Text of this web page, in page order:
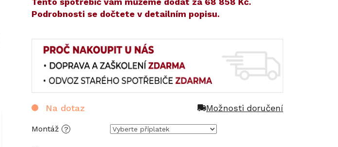
Montáž ?
Podrobnosti se dočtete v detailním popisu.
Na dotaz Možnosti doručení